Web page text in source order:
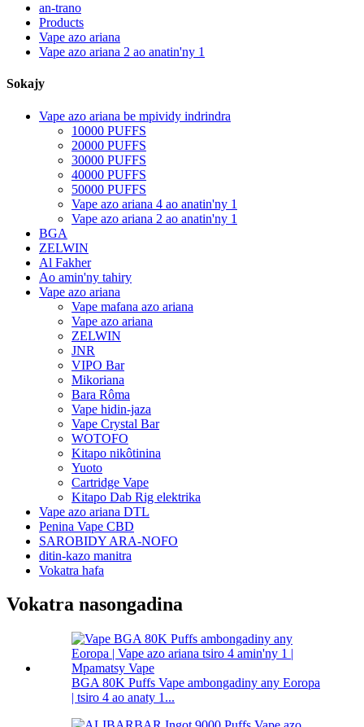
an-trano
Products
Vape azo ariana
Vape azo ariana 2 ao anatin'ny 1
Sokajy
Vape azo ariana be mpividy indrindra
10000 PUFFS
20000 PUFFS
30000 PUFFS
40000 PUFFS
50000 PUFFS
Vape azo ariana 4 ao anatin'ny 1
Vape azo ariana 2 ao anatin'ny 1
BGA
ZELWIN
Al Fakher
Ao amin'ny tahiry
Vape azo ariana
Vape mafana azo ariana
Vape azo ariana
ZELWIN
JNR
VIPO Bar
Mikoriana
Bara Rôma
Vape hidin-jaza
Vape Crystal Bar
WOTOFO
Kitapo nikôtinina
Yuoto
Cartridge Vape
Kitapo Dab Rig elektrika
Vape azo ariana DTL
Penina Vape CBD
SAROBIDY ARA-NOFO
ditin-kazo manitra
Vokatra hafa
Vokatra nasongadina
BGA 80K Puffs Vape ambongadiny any Eoropa
| tsiro 4 ao anaty 1...